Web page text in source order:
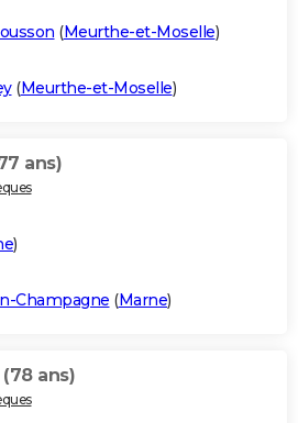
(Meurthe-et-Moselle)
(Meurthe-et-Moselle)
ans)
)
Champagne (Marne)
(78 ans)